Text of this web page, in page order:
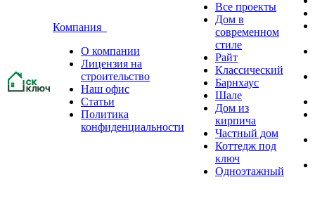
Компания
О компании
Лицензия на
строительство
Наш офис
Статьи
Политика
конфиденциальности
Все проекты
Дом в
современном
стиле
Райт
Классический
Барнхаус
Шале
Дом из
кирпича
Частный дом
Коттедж под
ключ
Одноэтажный